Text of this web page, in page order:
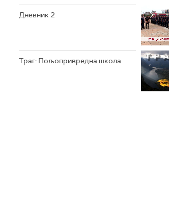
Дневник 2
Траг: Пољопривредна школа